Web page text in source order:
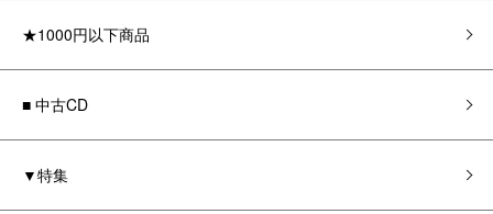
★1000円以下商品
■ 中古CD
▼特集